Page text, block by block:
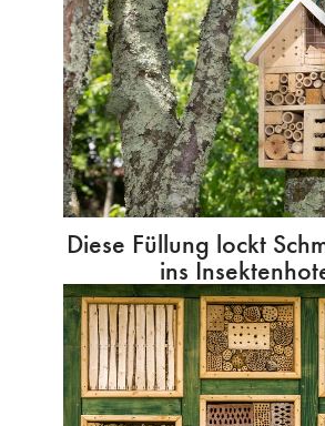
Diese Füllung lockt
ins